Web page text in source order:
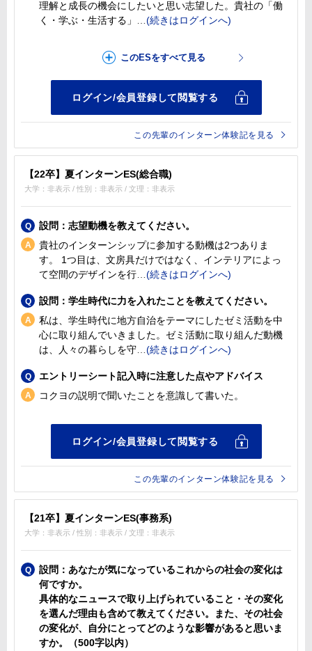
理解と成長の機会にしたいと思い志望した。貴社の「働
く・学ぶ・生活する」
この先輩のインターン体験記を見る
【22卒】夏インターンES(総合職)
大学：非表示 / 性別：非表示 / 文理：非表示
設問：志望動機を教えてください。
貴社のインターンシップに参加する動機は2つありま
す。 1つ目は、文房具だけではなく、インテリアによっ
て空間のデザインを行
設問：学生時代に力を入れたことを教えてください。
私は、学生時代に地方自治をテーマにしたゼミ活動を中
心に取り組んでいきました。ゼミ活動に取り組んだ動機
は、人々の暮らしを守
エントリーシート記入時に注意した点やアドバイス
コクヨの説明で聞いたことを意識して書いた。
この先輩のインターン体験記を見る
【21卒】夏インターンES(事務系)
大学：非表示 / 性別：非表示 / 文理：非表示
設問：あなたが気になっているこれからの社会の変化は
何ですか。
具体的なニュースで取り上げられていること・その変化
を選んだ理由も含めて教えてください。また、その社会
の変化が、自分にとってどのような影響があると思いま
すか。（500字以内）